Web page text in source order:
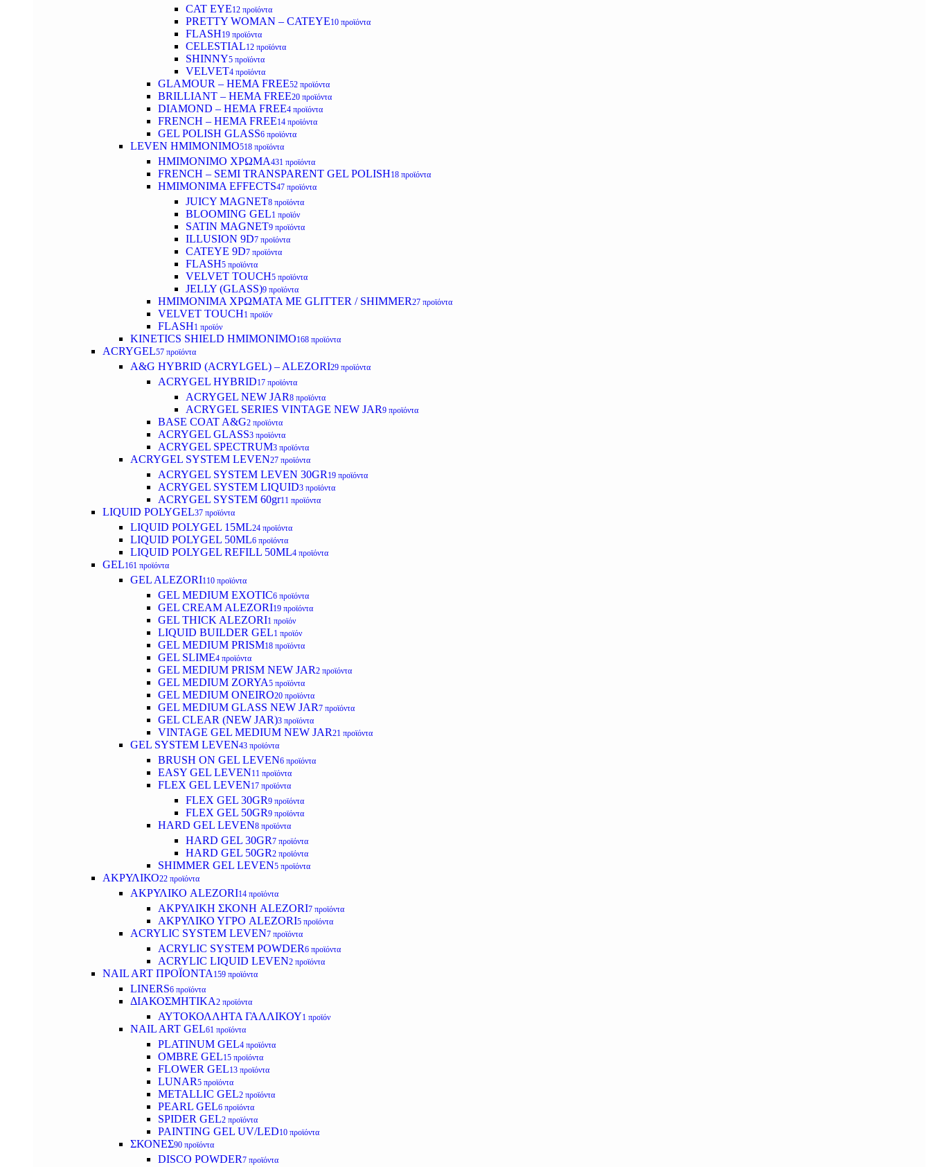
CAT EYE12 προϊόντα
PRETTY WOMAN – CATEYE10 προϊόντα
FLASH19 προϊόντα
CELESTIAL12 προϊόντα
SHINNY5 προϊόντα
VELVET4 προϊόντα
GLAMOUR – HEMA FREE52 προϊόντα
BRILLIANT – HEMA FREE20 προϊόντα
DIAMOND – HEMA FREE4 προϊόντα
FRENCH – HEMA FREE14 προϊόντα
GEL POLISH GLASS6 προϊόντα
LEVEN ΗΜΙΜΟΝΙΜΟ518 προϊόντα
ΗΜΙΜΟΝΙΜΟ ΧΡΩΜΑ431 προϊόντα
FRENCH – SEMI TRANSPARENT GEL POLISH18 προϊόντα
HMIMONIMA EFFECTS47 προϊόντα
JUICY MAGNET8 προϊόντα
BLOOMING GEL1 προϊόν
SATIN MAGNET9 προϊόντα
ILLUSION 9D7 προϊόντα
CATEYE 9D7 προϊόντα
FLASH5 προϊόντα
VELVET TOUCH5 προϊόντα
JELLY (GLASS)9 προϊόντα
ΗΜΙΜΟΝΙΜA ΧΡΩΜΑΤΑ ΜΕ GLITTER / SHIMMER27 προϊόντα
VELVET TOUCH1 προϊόν
FLASH1 προϊόν
KINETICS SHIELD ΗΜΙΜΟΝΙΜΟ168 προϊόντα
ACRYGEL57 προϊόντα
A&G HYBRID (ACRYLGEL) – ALEZORI29 προϊόντα
ACRYGEL HYBRID17 προϊόντα
ACRYGEL NEW JAR8 προϊόντα
ACRYGEL SERIES VINTAGE NEW JAR9 προϊόντα
BASE COAT A&G2 προϊόντα
ACRYGEL GLASS3 προϊόντα
ACRYGEL SPECTRUM3 προϊόντα
ACRYGEL SYSTEM LEVEN27 προϊόντα
ACRYGEL SYSTEM LEVEN 30GR 19 προϊόντα
ACRYGEL SYSTEM LIQUID3 προϊόντα
ACRYGEL SYSTEM 60gr11 προϊόντα
LIQUID POLYGEL37 προϊόντα
LIQUID POLYGEL 15ML24 προϊόντα
LIQUID POLYGEL 50ML6 προϊόντα
LIQUID POLYGEL REFILL 50ML4 προϊόντα
GEL161 προϊόντα
GEL ALEZORI110 προϊόντα
GEL MEDIUM EXOTIC6 προϊόντα
GEL CREAM ALEZORI19 προϊόντα
GEL THICK ALEZORI1 προϊόν
LIQUID BUILDER GEL1 προϊόν
GEL MEDIUM PRISM18 προϊόντα
GEL SLIME4 προϊόντα
GEL MEDIUM PRISM NEW JAR2 προϊόντα
GEL MEDIUM ZORYA5 προϊόντα
GEL MEDIUM ONEIRO20 προϊόντα
GEL MEDIUM GLASS NEW JAR7 προϊόντα
GEL CLEAR (NEW JAR)3 προϊόντα
VINTAGE GEL MEDIUM NEW JAR21 προϊόντα
GEL SYSTEM LEVEN43 προϊόντα
BRUSH ON GEL LEVEN6 προϊόντα
EASY GEL LEVEN11 προϊόντα
FLEX GEL LEVEN17 προϊόντα
FLEX GEL 30GR9 προϊόντα
FLEX GEL 50GR9 προϊόντα
HARD GEL LEVEN8 προϊόντα
HARD GEL 30GR7 προϊόντα
HARD GEL 50GR2 προϊόντα
SHIMMER GEL LEVEN5 προϊόντα
ΑΚΡΥΛΙΚΟ22 προϊόντα
ΑΚΡΥΛΙΚΟ ALEZORI14 προϊόντα
ΑΚΡΥΛΙΚΗ ΣΚΟΝΗ ALEZORI7 προϊόντα
ΑΚΡΥΛΙΚΟ ΥΓΡΟ ALEZORI5 προϊόντα
ACRYLIC SYSTEM LEVEN7 προϊόντα
ACRYLIC SYSTEM POWDER6 προϊόντα
ACRYLIC LIQUID LEVEN2 προϊόντα
NAIL ART ΠΡΟΪΟΝΤΑ 159 προϊόντα
LINERS6 προϊόντα
ΔΙΑΚΟΣΜΗΤΙΚΑ2 προϊόντα
ΑΥΤΟΚΟΛΛΗΤΑ ΓΑΛΛΙΚΟΥ1 προϊόν
NAIL ART GEL61 προϊόντα
PLATINUM GEL4 προϊόντα
OMBRE GEL15 προϊόντα
FLOWER GEL13 προϊόντα
LUNAR5 προϊόντα
METALLIC GEL2 προϊόντα
PEARL GEL6 προϊόντα
SPIDER GEL2 προϊόντα
PAINTING GEL UV/LED10 προϊόντα
ΣΚΟΝΕΣ90 προϊόντα
DISCO POWDER7 προϊόντα